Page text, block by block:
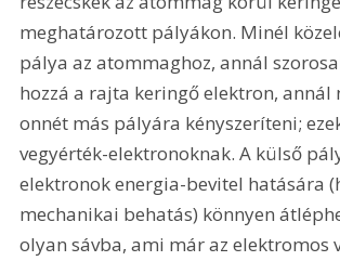
meghatározott pályákon. Minél
pálya az atommaghoz, annál
hozzá a rajta keringő elektron, annál
onnét más pályára kényszeríteni;
vegyérték-elektronoknak. A külső
elektronok energia-bevitel hatására
mechanikai behatás) könnyen
olyan sávba, ami már az elektromos